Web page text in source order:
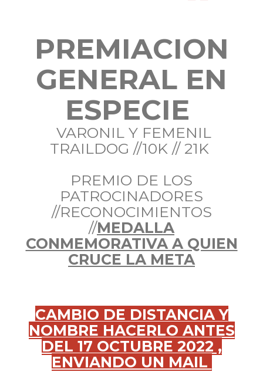
PREMIACION
GENERAL EN
ESPECIE
VARONIL Y FEMENIL
TRAILDOG //10K // 21K
PREMIO DE LOS
PATROCINADORES
//RECONOCIMIENTOS
//MEDALLA
CONMEMORATIVA A QUIEN
CRUCE LA META
CAMBIO DE DISTANCIA Y
NOMBRE HACERLO ANTES
DEL 17 OCTUBRE 2022 ,
ENVIANDO UN MAIL